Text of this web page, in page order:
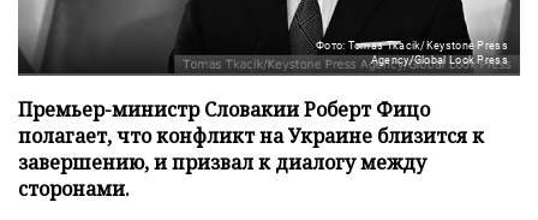
Фото: Tomas Tkacik/Keystone Press
Agency/Global Look Press
Премьер-министр Словакии Роберт Фицо
полагает, что конфликт на Украине близится к
завершению, и призвал к диалогу между
сторонами.